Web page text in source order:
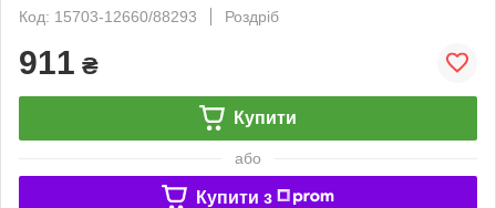
Код: 15703-12660/88293
Роздріб
911 ₴
Купити
або
Купити з